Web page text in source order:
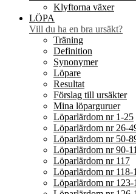
Klyftorna växer
LÖPA
Vill du ha en bra ursäkt?
Träning
Definition
Synonymer
Löpare
Resultat
Förslag till ursäkter
Mina löparguruer
Löparlärdom nr 1-25
Löparlärdom nr 26-
Löparlärdom nr 50-
Löparlärdom nr 90-
Löparlärdom nr 117
Löparlärdom nr 118-
Löparlärdom nr 123-